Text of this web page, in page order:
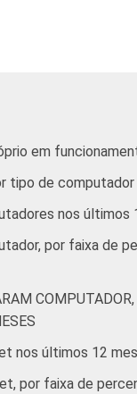
em
tipo de computador
nos últimos
por faixa de
nos últimos 12
por faixa de